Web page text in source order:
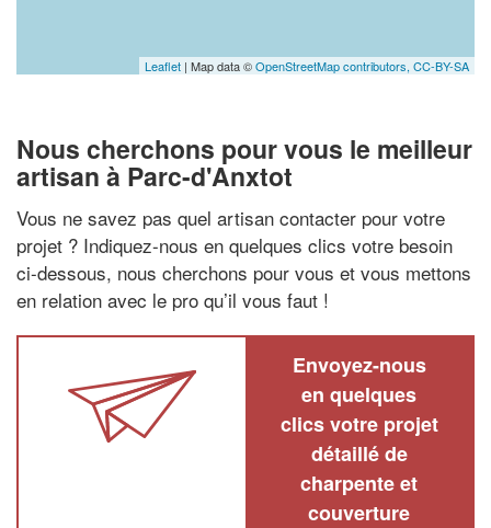
Leaflet | Map data ©OpenStreetMap contributors, CC-BY-SA
Nous cherchons pour vous le meilleur
artisan à Parc-d'Anxtot
Vous ne savez pas quel artisan contacter pour votre
projet ? Indiquez-nous en quelques clics votre besoin
ci-dessous, nous cherchons pour vous et vous mettons
en relation avec le pro qu’il vous faut !
Envoyez-nous
en quelques
clics votre projet
détaillé de
charpente et
couverture